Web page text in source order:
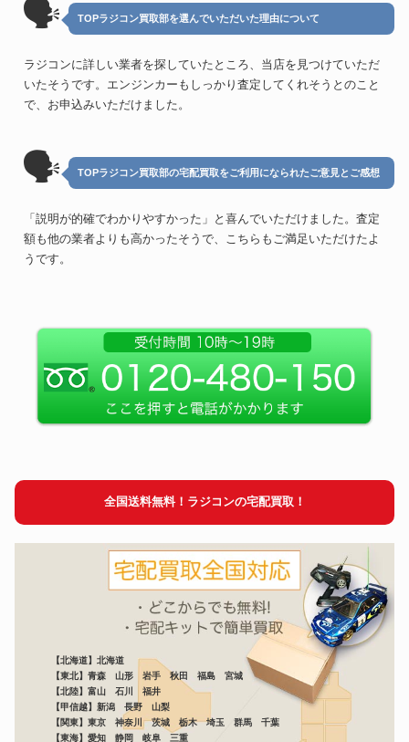
🗣 TOPラジコン買取部を選んでいただいた理由について
ラジコンに詳しい業者を探していたところ、当店を見つけていただ
いたそうです。エンジンカーもしっかり査定してくれそうとのこと
で、お申込みいただけました。
🗣 TOPラジコン買取部の宅配買取をご利用になられたご意見とご感想
「説明が的確でわかりやすかった」と喜んでいただけました。査定
額も他の業者よりも高かったそうで、こちらもご満足いただけたよ
うです。
全国送料無料！ラジコンの宅配買取！
【北海道】北海道
【東北】青森 山形 岩手 秋田 福島 宮城
【北陸】富山 石川 福井
【甲信越】新潟 長野 山梨
【関東】東京 神奈川 茨城 栃木 埼玉 群馬 千葉
【東海】愛知 静岡 岐阜 三重